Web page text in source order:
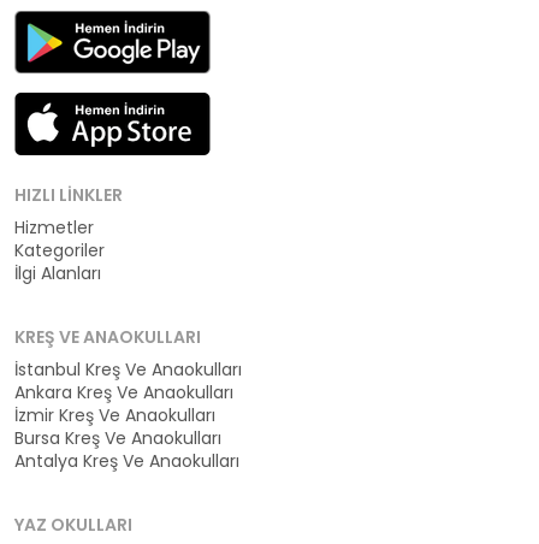
HIZLI LINKLER
Hizmetler
Kategoriler
İlgi Alanları
KREŞ VE ANAOKULLARI
İstanbul Kreş Ve Anaokulları
Ankara Kreş Ve Anaokulları
İzmir Kreş Ve Anaokulları
Bursa Kreş Ve Anaokulları
Antalya Kreş Ve Anaokulları
YAZ OKULLARI